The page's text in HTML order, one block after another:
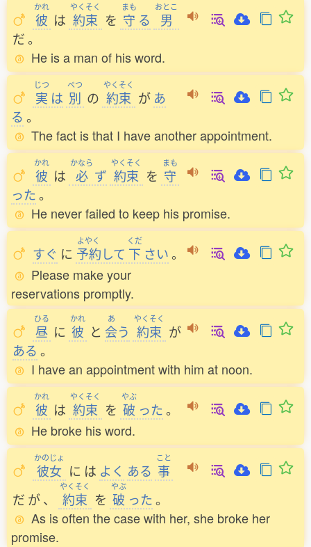
かれ
彼 は
やくそく
約束 を
まも
守 る
おとこ
男
だ。
He is a man of his word.
じつ
実 は
べつ
別 の
やくそく
約束 が あ
る 。
The fact is that I have another appointment.
かれ
彼 は
かなら
必 ず
やくそく
約束 を
まも
守
った。
He never failed to keep his promise.
すぐ に
よやく
予約して
くだ
下 さい。
Please make your
reservations promptly.
ひる
昼 に
かれ
彼 と
あ
会う
やくそく
約束 が
ある 。
I have an appointment with him at noon.
かれ
彼 は
やくそく
約束 を
やぶ
破 った。
He broke his word.
かのじょ
彼女 に は よく ある
こと
事
だ が、
やくそく
約束 を
やぶ
破 った。
As is often the case with her, she broke her
promise.